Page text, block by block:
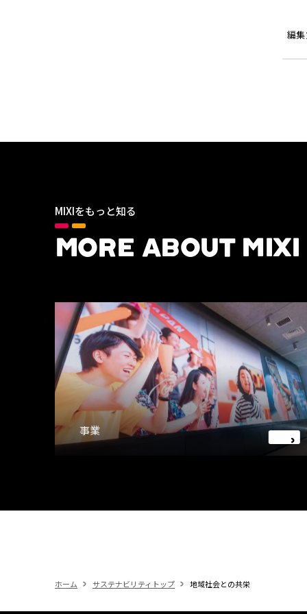
編
MIXIをもっと知る
MORE ABOUT MIXI
事業
ホーム サステナビリティトップ 地域社会との共栄